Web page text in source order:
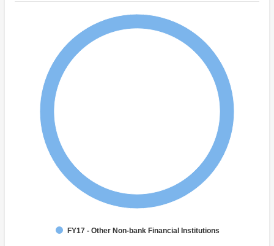
FY17 - Other Non-bank Financial Institutions